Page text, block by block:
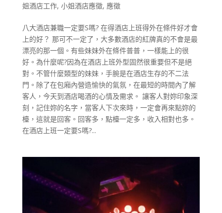
姐酒店工作, 小姐酒店應徵, 應徵
八大酒店兼職一定要S嗎? 在得酒店上班得外在條件好才會
上的好？ 那可不一定了，大多數酒店的紅牌真的不會是最
漂亮的那一個。有些妹妹外在條件普普，一樣能上的很
好。為什麼呢?因為在酒店上班外型固然很重要但不是絕
對。不管什麼類型的妹妹，手腕是在酒店生存的不二法
門。除了在包廂內營造愉快的氣氛，在最短的時間內了解
客人，今天到酒店喝酒的心情及需求。 讓客人對妳印象深
刻，記住妳的名字，當客人下次來時，一定會再來點妳的
檯，這就是回客。回客多，點檯一定多，收入相對也多。
在酒店上班一定要S嗎?...